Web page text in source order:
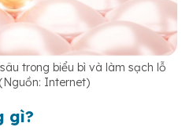
trong biểu bì và làm sạch lỗ
Internet)
gì?